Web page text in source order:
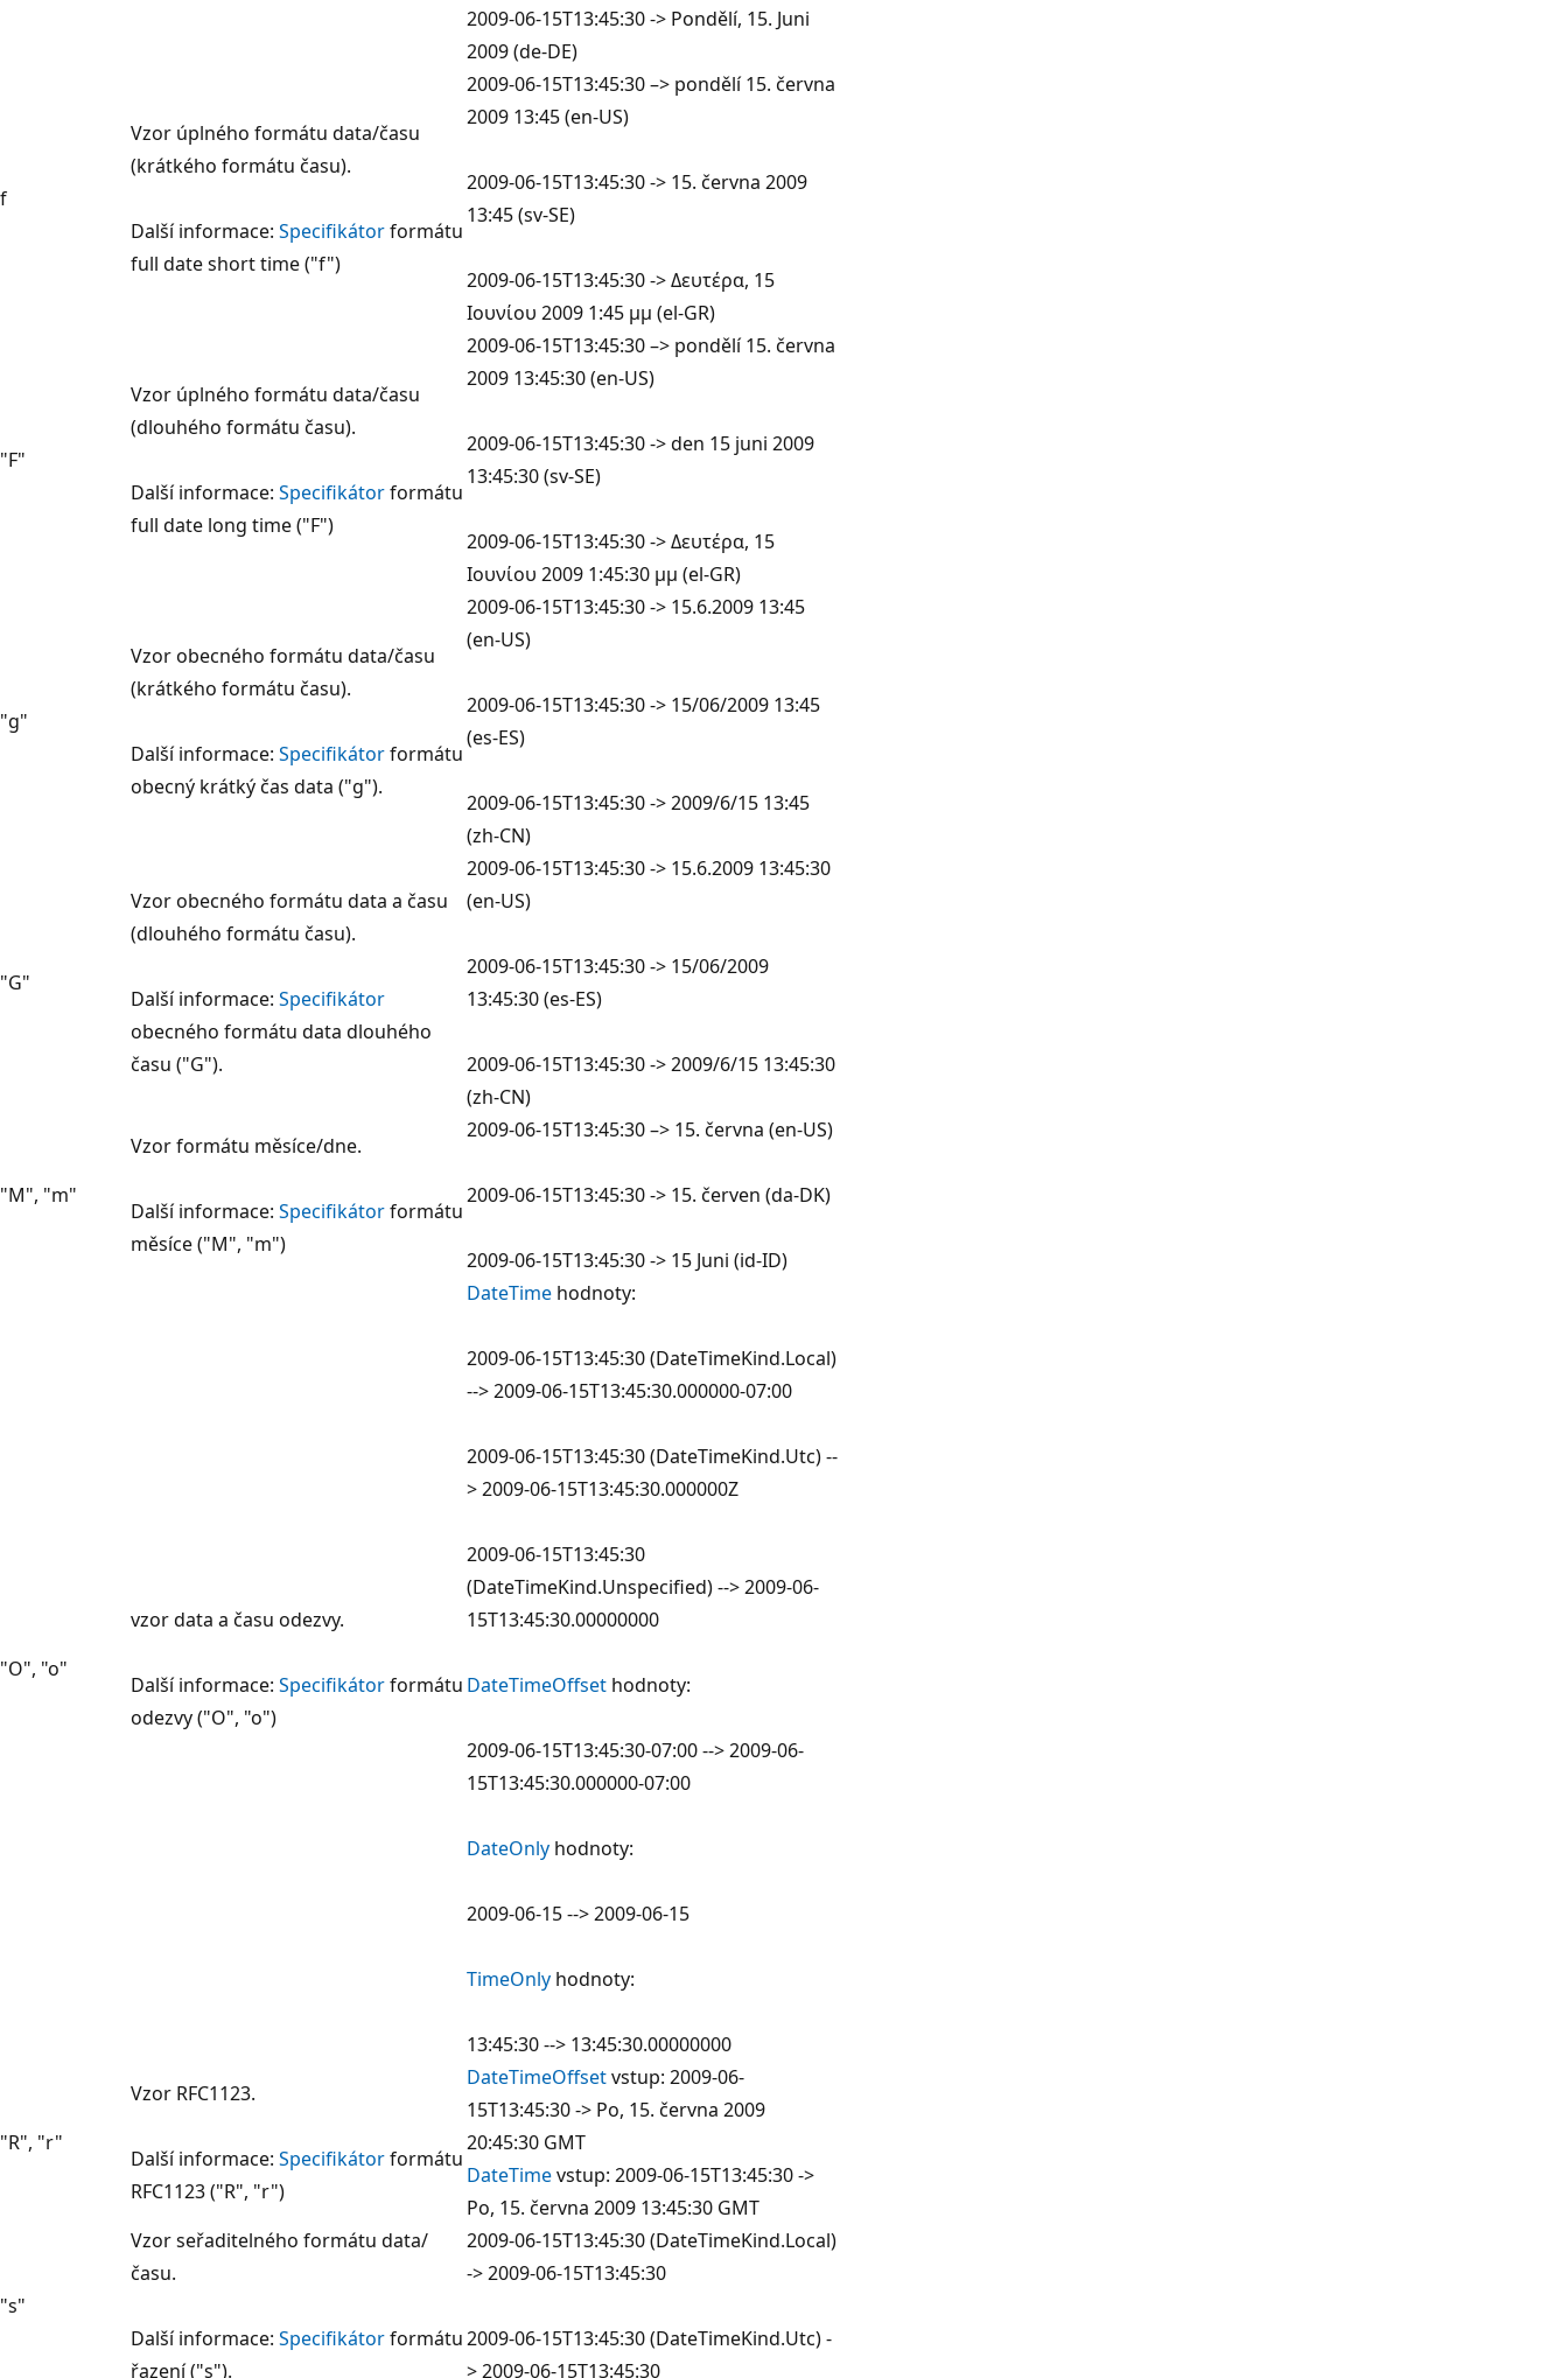
2009-06-15T13:45:30 -> Pondělí, 15. Juni
2009 (de-DE)
f
Vzor úplného formátu data/času
(krátkého formátu času).
Další informace: Specifikátorformátu
full date short time ("f")
2009-06-15T13:45:30 –> pondělí 15. června
2009 13:45 (en-US)
2009-06-15T13:45:30 -> 15. června 2009
13:45 (sv-SE)
2009-06-15T13:45:30 -> Δευτέρα, 15
Ιουνίου 2009 1:45 μμ (el-GR)
"F"
Vzor úplného formátu data/času
(dlouhého formátu času).
Další informace: Specifikátorformátu
full date long time ("F")
2009-06-15T13:45:30 –> pondělí 15. června
2009 13:45:30 (en-US)
2009-06-15T13:45:30 -> den 15 juni 2009
13:45:30 (sv-SE)
2009-06-15T13:45:30 -> Δευτέρα, 15
Ιουνίου 2009 1:45:30 μμ (el-GR)
"g"
Vzor obecného formátu data/času
(krátkého formátu času).
Další informace: Specifikátorformátu
obecný krátký čas data ("g").
2009-06-15T13:45:30 -> 15.6.2009 13:45
(en-US)
2009-06-15T13:45:30 -> 15/06/2009 13:45
(es-ES)
2009-06-15T13:45:30 -> 2009/6/15 13:45
(zh-CN)
"G"
Vzor obecného formátu data a času
(dlouhého formátu času).
Další informace: Specifikátor
obecného formátu data dlouhého
času ("G").
2009-06-15T13:45:30 -> 15.6.2009 13:45:30
(en-US)
2009-06-15T13:45:30 -> 15/06/2009
13:45:30 (es-ES)
2009-06-15T13:45:30 -> 2009/6/15 13:45:30
(zh-CN)
"M", "m"
Vzor formátu měsíce/dne.
Další informace: Specifikátorformátu
měsíce ("M", "m")
2009-06-15T13:45:30 –> 15. června (en-US)
2009-06-15T13:45:30 -> 15. červen (da-DK)
2009-06-15T13:45:30 -> 15 Juni (id-ID)
"O", "o"
vzor data a času odezvy.
Další informace: Specifikátorformátu
odezvy ("O", "o")
DateTime hodnoty:
2009-06-15T13:45:30 (DateTimeKind.Local)
--> 2009-06-15T13:45:30.000000-07:00
2009-06-15T13:45:30 (DateTimeKind.Utc) --
> 2009-06-15T13:45:30.000000Z
2009-06-15T13:45:30
(DateTimeKind.Unspecified) --> 2009-06-
15T13:45:30.00000000
DateTimeOffset hodnoty:
2009-06-15T13:45:30-07:00 --> 2009-06-
15T13:45:30.000000-07:00
DateOnly hodnoty:
2009-06-15 --> 2009-06-15
TimeOnly hodnoty:
13:45:30 --> 13:45:30.00000000
"R", "r"
Vzor RFC1123.
Další informace: Specifikátorformátu
RFC1123 ("R", "r")
DateTimeOffsetvstup: 2009-06-
15T13:45:30 -> Po, 15. června 2009
20:45:30 GMT
DateTimevstup: 2009-06-15T13:45:30 ->
Po, 15. června 2009 13:45:30 GMT
"s"
Vzor seřaditelného formátu data/
času.
Další informace: Specifikátorformátu
řazení ("s").
2009-06-15T13:45:30 (DateTimeKind.Local)
-> 2009-06-15T13:45:30
2009-06-15T13:45:30 (DateTimeKind.Utc) -
> 2009-06-15T13:45:30